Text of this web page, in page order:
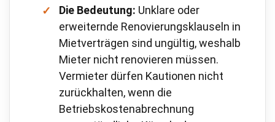
Die Bedeutung: Unklare oder
erweiternde Renovierungsklauseln in
Mietverträgen sind ungültig, weshalb
Mieter nicht renovieren müssen.
Vermieter dürfen Kautionen nicht
zurückhalten, wenn die
Betriebskostenabrechnung